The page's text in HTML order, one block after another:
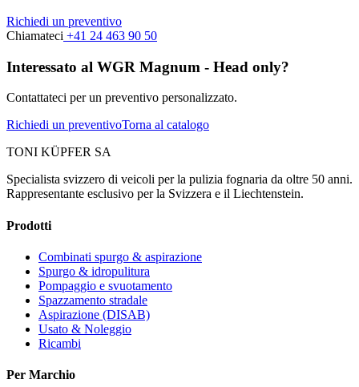
Richiedi un preventivo
Chiamateci +41 24 463 90 50
Interessato al WGR Magnum - Head only?
Contattateci per un preventivo personalizzato.
Richiedi un preventivoTorna al catalogo
TONI KÜPFER SA
Specialista svizzero di veicoli per la pulizia fognaria da oltre 50 anni.
Rappresentante esclusivo per la Svizzera e il Liechtenstein.
Prodotti
Combinati spurgo & aspirazione
Spurgo & idropulitura
Pompaggio e svuotamento
Spazzamento stradale
Aspirazione (DISAB)
Usato & Noleggio
Ricambi
Per Marchio